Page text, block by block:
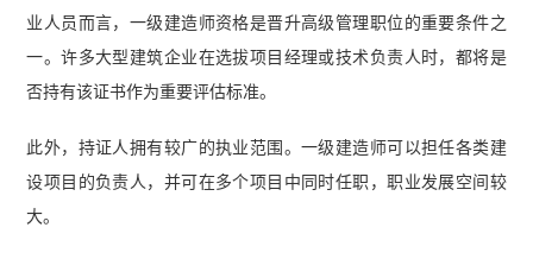
业人员而言，一级建造师资格是晋升高级管理职位的重要条件之
一。许多大型建筑企业在选拔项目经理或技术负责人时，都将是
否持有该证书作为重要评估标准。
此外，持证人拥有较广的执业范围。一级建造师可以担任各类建
设项目的负责人，并可在多个项目中同时任职，职业发展空间较
大。